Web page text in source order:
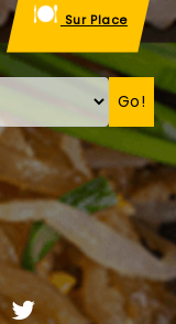
Sur Place
Go!